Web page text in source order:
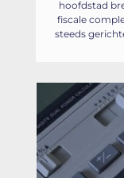
hoofdstad
fiscale
steeds